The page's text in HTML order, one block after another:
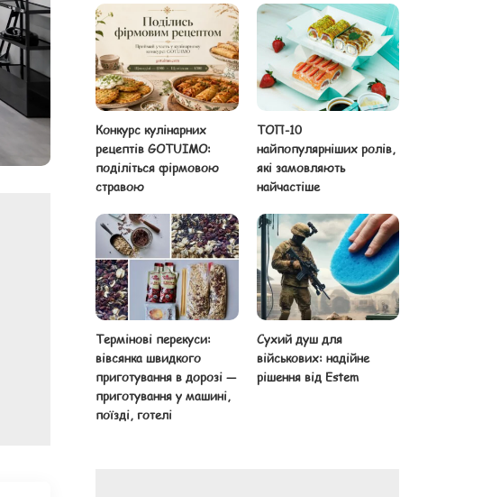
Конкурс кулінарних
рецептів GOTUIMO:
поділіться фірмовою
стравою
ТОП-10
найпопулярніших ролів,
які замовляють
найчастіше
Термінові перекуси:
вівсянка швидкого
приготування в дорозі —
приготування у машині,
поїзді, готелі
Сухий душ для
військових: надійне
рішення від Estem